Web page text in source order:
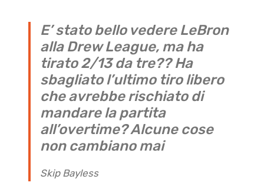
E’ stato bello vedere LeBron
alla Drew League, ma ha
tirato 2/13 da tre?? Ha
sbagliato l’ultimo tiro libero
che avrebbe rischiato di
mandare la partita
all’overtime? Alcune cose
non cambiano mai
Skip Bayless